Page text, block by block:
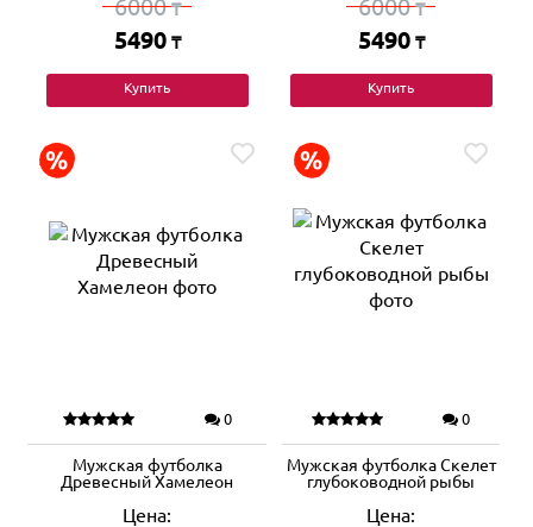
6000₸
5490 ₸
Купить
6000₸
5490 ₸
Купить
0
Мужская футболка
Древесный Хамелеон
Цена:
0
Мужская футболка Скелет
глубоководной рыбы
Цена: